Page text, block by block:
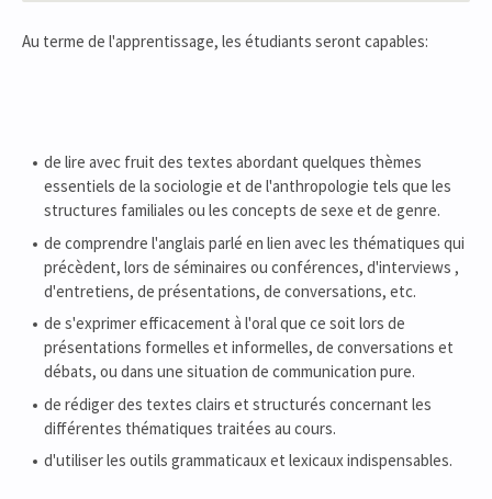
Au terme de l'apprentissage, les étudiants seront capables:
de lire avec fruit des textes abordant quelques thèmes
essentiels de la sociologie et de l'anthropologie tels que les
structures familiales ou les concepts de sexe et de genre.
de comprendre l'anglais parlé en lien avec les thématiques qui
précèdent, lors de séminaires ou conférences, d'interviews ,
d'entretiens, de présentations, de conversations, etc.
de s'exprimer efficacement à l'oral que ce soit lors de
présentations formelles et informelles, de conversations et
débats, ou dans une situation de communication pure.
de rédiger des textes clairs et structurés concernant les
différentes thématiques traitées au cours.
d'utiliser les outils grammaticaux et lexicaux indispensables.